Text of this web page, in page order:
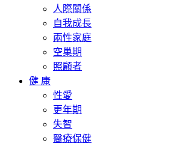
人際關係
自我成長
兩性家庭
空巢期
照顧者
健 康
性愛
更年期
失智
醫療保健